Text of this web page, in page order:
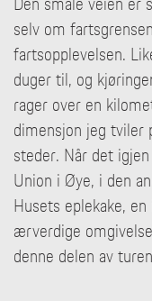
selv om
fartsopplevelsen.
duger til, og
rager over en
dimensjon jeg tviler
steder. Når det
Union i Øye, i den
Husets eplekake,
ærverdige
denne delen av